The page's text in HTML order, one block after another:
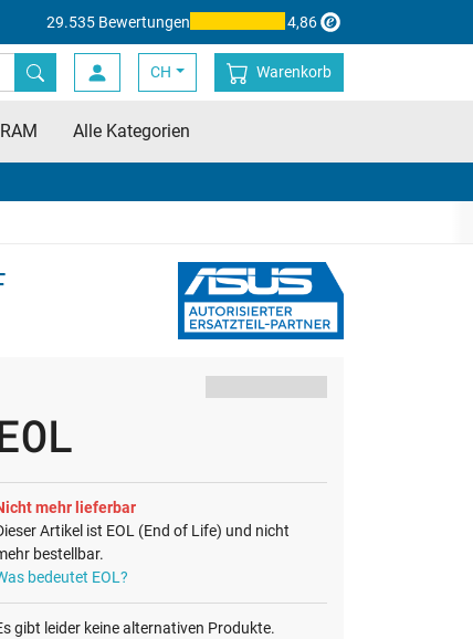
29.535 Bewertungen 4,86
CH Warenkorb
RAM Alle Kategorien
mehr lieferbar
Artikel ist EOL (End of Life) und nicht
bestellbar.
bedeutet EOL?
gibt leider keine alternativen Produkte.